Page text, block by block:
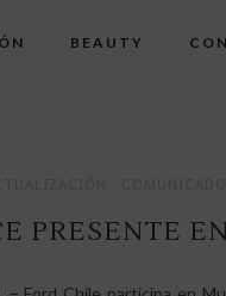
BEAUTY
PRESENTE